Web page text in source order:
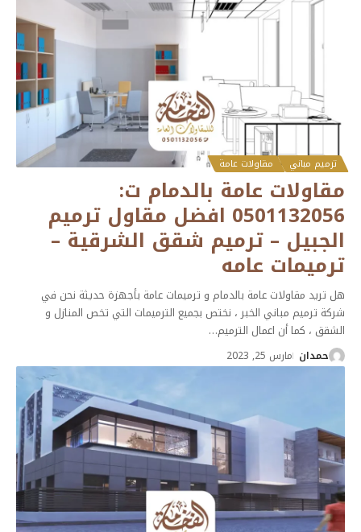
ترميم مباني مقاولات عامة
مقاولات عامة بالدمام ت:
0501132056 افضل مقاول ترميم
الجبيل – ترميم شقق الشرقية –
ترميمات عامه
هل تريد مقاولات عامة بالدمام و ترميمات عامة بأجهزة حديثة نحن في
شركة ترميم مباني الخبر ، نختص بجميع الترميمات التي تخص المنازل و
الشقق ، كما أن اعمال الترميم…
حمدان مارس 25, 2023